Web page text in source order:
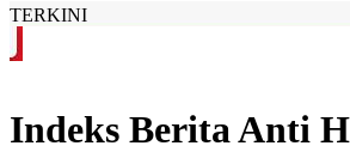
TERKINI
Indeks BeritaAnti